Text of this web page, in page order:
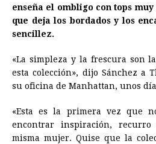
enseña el ombligo con tops
que deja los bordados y los
sencillez.
«La simpleza y la frescura son
esta colección», dijo Sánchez a
su oficina de Manhattan, unos
«Esta es la primera vez que
encontrar inspiración,
misma mujer. Quise que la